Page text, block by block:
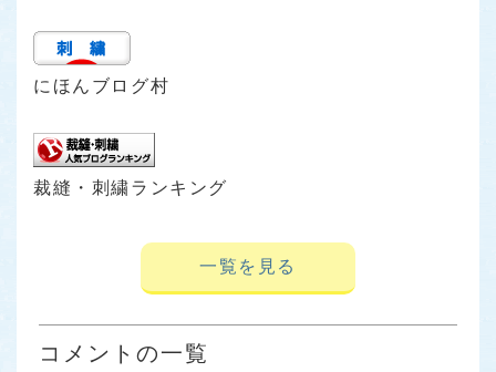
にほんブログ村
裁縫・刺繍ランキング
一覧を見る
コメントの一覧